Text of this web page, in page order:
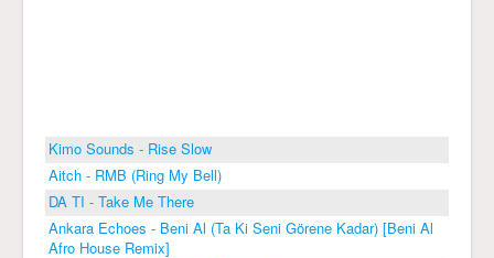
Kimo Sounds - Rise Slow
Aitch - RMB (Ring My Bell)
DA TI - Take Me There
Ankara Echoes - Beni Al (Ta Ki Seni Görene Kadar) [Beni Al
Afro House Remix]